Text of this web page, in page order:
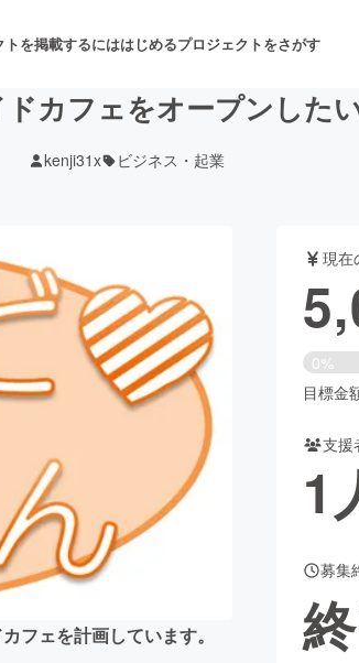
トを掲載するにははじめるプロジェクトをさがす
舞台・パフォーマンス
開発 フード・飲食店
アニメ・漫画
ビューティー・ヘルス
for Social Good
カフェをオープンした
kenji31x ビジネス・起業
フェを計画しています。
現在
0%
目標金
支援
1
募集